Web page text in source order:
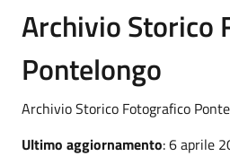
Archivio Storico
Pontelongo
Archivio Storico Fotografico
Ultimo aggiornamento: 6 aprile